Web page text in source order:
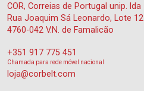
COR, Correias de Portugal unip. lda
Rua Joaquim Sá Leonardo, Lote 12
4760-042 V.N. de Famalicão
+351 917 775 451
Chamada para rede móvel nacional
loja@corbelt.com